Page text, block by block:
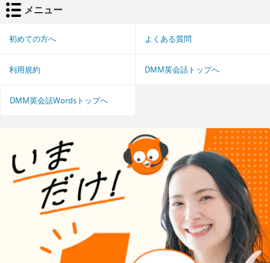
メニュー
初めての方へ よくある質問
利用規約 DMM英会話トップへ
DMM英会話Wordsトップへ